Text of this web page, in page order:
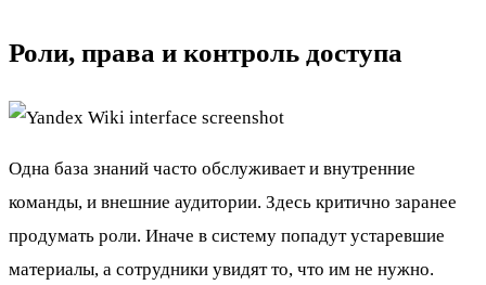
Роли, права и контроль доступа
Одна база знаний часто обслуживает и внутренние
команды, и внешние аудитории. Здесь критично заранее
продумать роли. Иначе в систему попадут устаревшие
материалы, а сотрудники увидят то, что им не нужно.